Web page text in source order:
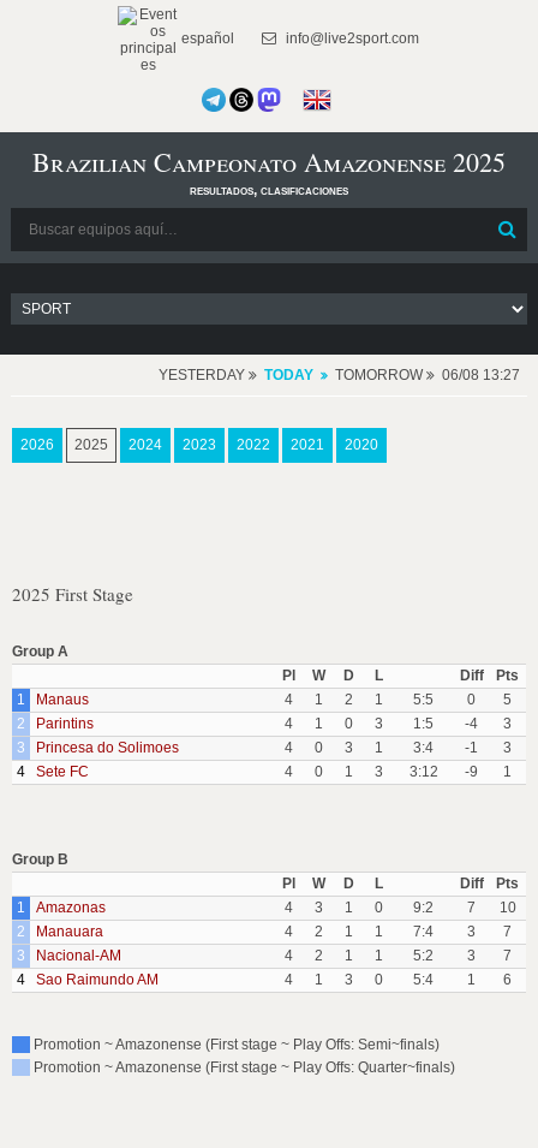
español info@live2sport.com
Brazilian Campeonato Amazonense 2025
resultados, clasificaciones
YESTERDAY TODAY TOMORROW 06/08 13:27
2026 2025 2024 2023 2022 2021 2020
2025 First Stage
Group A
Pl
W D L Diff
Pts
1
Manaus 4 1 2 1 5:5 0
5
2
Parintins 4 1 0 3 1:5 -4
3
3
Princesa do Solimoes 4 0 3 1 3:4 -1
3
4
Sete FC 4 0 1 3 3:12 -9 1
Group B
Pl
W D L Diff
Pts
1
Amazonas 4 3 1 0 9:2 7
10
2
Manauara 4 2 1 1 7:4 3
7
3
Nacional-AM 4 2 1 1 5:2 3
7
4
Sao Raimundo AM 4 1 3 0 5:4 1 6
Promotion ~ Amazonense (First stage ~ Play Offs: Semi~finals)
Promotion ~ Amazonense (First stage ~ Play Offs: Quarter~finals)